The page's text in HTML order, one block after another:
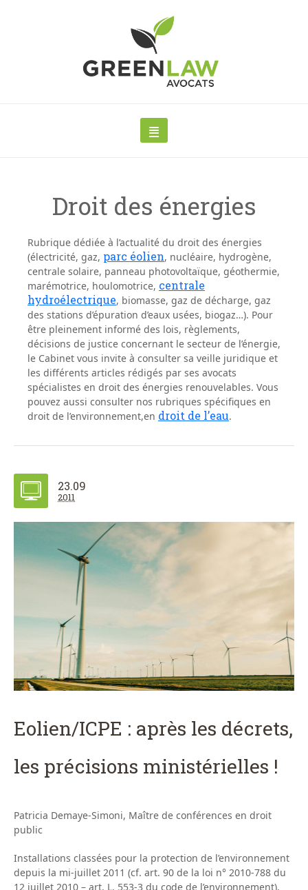
Droit des énergies
Rubrique dédiée à l’actualité du droit des énergies
(électricité, gaz, parc éolien, nucléaire, hydrogène,
centrale solaire, panneau photovoltaïque, géothermie,
marémotrice, houlomotrice, centrale
hydroélectrique, biomasse, gaz de décharge, gaz
des stations d’épuration d’eaux usées, biogaz…). Pour
être pleinement informé des lois, règlements,
décisions de justice concernant le secteur de l’énergie,
le Cabinet vous invite à consulter sa veille juridique et
les différents articles rédigés par ses avocats
spécialistes en droit des énergies renouvelables. Vous
pouvez aussi consulter nos rubriques spécifiques en
droit de l’environnement,en droit de l’eau.
23.09
2011
Eolien/ICPE : après les décrets,
les précisions ministérielles !
Patricia Demaye-Simoni, Maître de conférences en droit
public
Installations classées pour la protection de l’environnement
depuis la mi-juillet 2011 (cf. art. 90 de la loi n° 2010-788 du
12 juillet 2010 – art. L. 553-3 du code de l’environnement),